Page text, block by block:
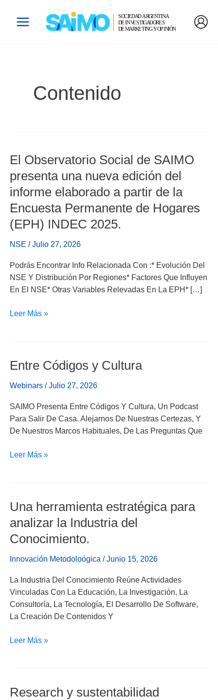
Contenido
El Observatorio Social de SAIMO
presenta una nueva edición del
informe elaborado a partir de la
Encuesta Permanente de Hogares
(EPH) INDEC 2025.
NSE /Julio 27, 2026
Podrás Encontrar Info Relacionada Con :* Evolución Del
NSE Y Distribución Por Regiones* Factores Que Influyen
En El NSE* Otras Variables Relevadas En La EPH* […]
El
Social
De
SAIMO
Presenta
Una
Nueva
Del
Informe
Elaborado
Partir
Permanente
Hogares
Leer Más »
Entre Códigos y Cultura
Webinars /Julio 27, 2026
SAIMO Presenta Entre Códigos Y Cultura, Un Podcast
Para Salir De Casa. Alejarnos De Nuestras Certezas, Y
De Nuestros Marcos Habituales, De Las Preguntas Que
Entre
Y
Leer Más »
Una herramienta estratégica para
analizar la Industria del
Conocimiento.
Innovación Metodoloógica /Junio 15, 2026
La Industria Del Conocimiento Reúne Actividades
Vinculadas Con La Educación, La Investigación, La
Consultoría, La Tecnología, El Desarrollo De Software,
La Creación De Contenidos Y
Una
Herramienta
Estratégica
Para
Industria
Del
Conocimiento.
Leer Más »
Research y sustentabilidad
Research
De